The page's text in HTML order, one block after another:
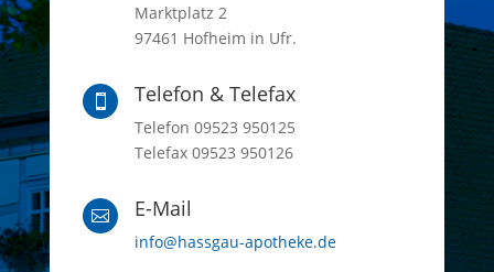
Marktplatz 2
97461 Hofheim in Ufr.
 Telefon & Telefax
Telefon 09523 950125
Telefax 09523 950126
 E-Mail
info@hassgau-apotheke.de